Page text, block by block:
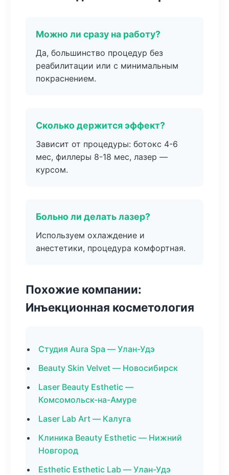
Можно ли сразу на работу?
Да, большинство процедур без
реабилитации или с минимальным
покраснением.
Сколько держится эффект?
Зависит от процедуры: ботокс 4-6
мес, филлеры 8-18 мес, лазер —
курсом.
Больно ли делать лазер?
Используем охлаждение и
анестетики, процедура комфортная.
Похожие компании:
Инъекционная косметология
Студия Aura Spa — Улан-Удэ
Beauty Skin Velvet — Новосибирск
Laser Beauty Esthetic —
Комсомольск-на-Амуре
Laser Lab Art — Калуга
Клиника Beauty Esthetic — Нижний
Новгород
Esthetic Esthetic Lab — Улан-Удэ